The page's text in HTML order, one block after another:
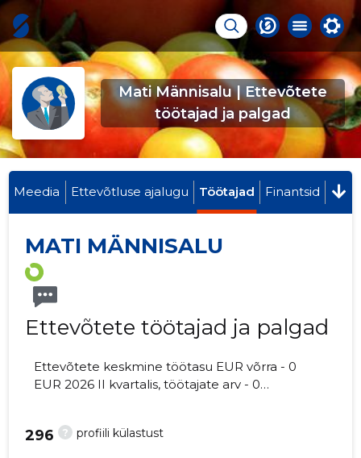
Mati Männisalu | Ettevõtete
töötajad ja palgad
Meedia Ettevõtluse ajalugu Töötajad Finantsid
MATI MÄNNISALU
Ettevõtete töötajad ja palgad
Ettevõtete keskmine töötasu EUR võrra - 0
EUR 2026 II kvartalis, töötajate arv - 0
? profiili külastust
296